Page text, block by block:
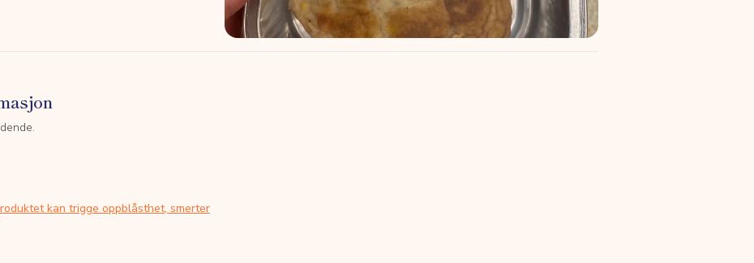
kan trigge oppblåsthet, smerter